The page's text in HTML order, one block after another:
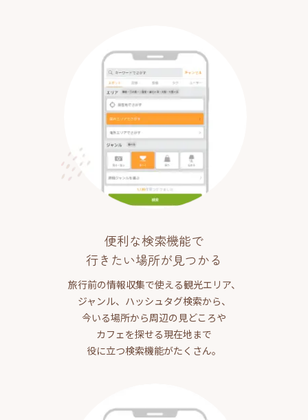
便利な検索機能で
行きたい場所が見つかる
旅行前の情報収集で使える観光エリア、
ジャンル、ハッシュタグ検索から、
今いる場所から周辺の見どころや
カフェを探せる現在地まで
役に立つ検索機能がたくさん。